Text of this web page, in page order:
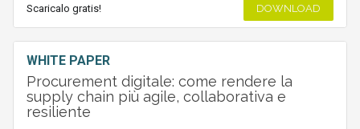
Scaricalo gratis! DOWNLOAD
WHITE PAPER
Procurement digitale: come rendere la
supply chain più agile, collaborativa e
resiliente